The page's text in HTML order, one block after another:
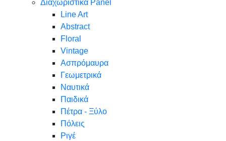
Διαχωριστικά Panel
Line Art
Abstract
Floral
Vintage
Ασπρόμαυρα
Γεωμετρικά
Ναυτικά
Παιδικά
Πέτρα - Ξύλο
Πόλεις
Ριγέ